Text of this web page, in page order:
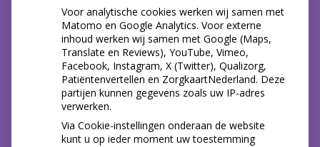
Voor analytische cookies werken wij samen met
Matomo en Google Analytics. Voor externe
inhoud werken wij samen met Google (Maps,
Translate en Reviews), YouTube, Vimeo,
Facebook, Instagram, X (Twitter), Qualizorg,
Patiëntenvertellen en ZorgkaartNederland. Deze
partijen kunnen gegevens zoals uw IP-adres
verwerken.
Via Cookie-instellingen onderaan de website
kunt u op ieder moment uw toestemming